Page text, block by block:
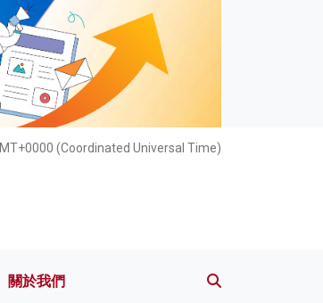
(Coordinated Universal Time)
關於我們
關於我們